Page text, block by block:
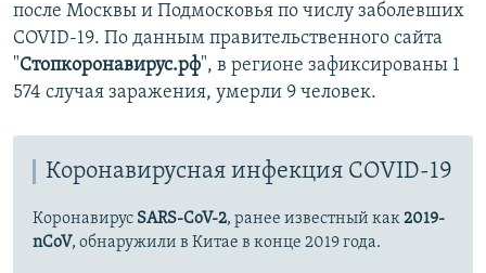
после Москвы и Подмосковья по числу заболевших
COVID-19. По данным правительственного сайта
"Стопкоронавирус.рф", в регионе зафиксированы 1
574 случая заражения, умерли 9 человек.
Коронавирусная инфекция COVID-19
Коронавирус SARS-CoV-2, ранее известный как2019-
nCoV, обнаружили в Китае в конце 2019 года.